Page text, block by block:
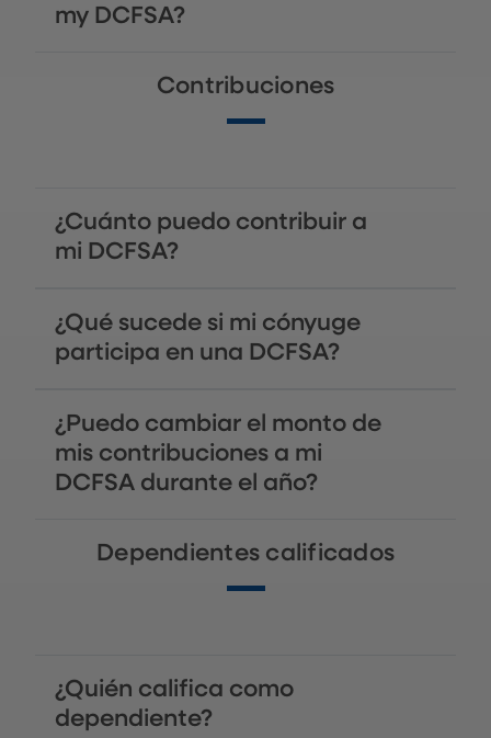
my DCFSA?
Contribuciones
¿Cuánto puedo contribuir a
mi DCFSA?
¿Qué sucede si mi cónyuge
participa en una DCFSA?
¿Puedo cambiar el monto de
mis contribuciones a mi
DCFSA durante el año?
Dependientes calificados
¿Quién califica como
dependiente?